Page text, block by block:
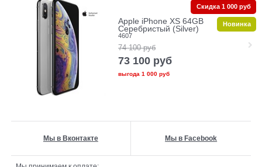
Apple iPhone XS 64GB
Серебристый (Silver)
4607
74 100 руб
73 100 руб
выгода 1 000 руб
Скидка 1 000 руб
Новинка
Мы в Вконтакте Мы в Facebook